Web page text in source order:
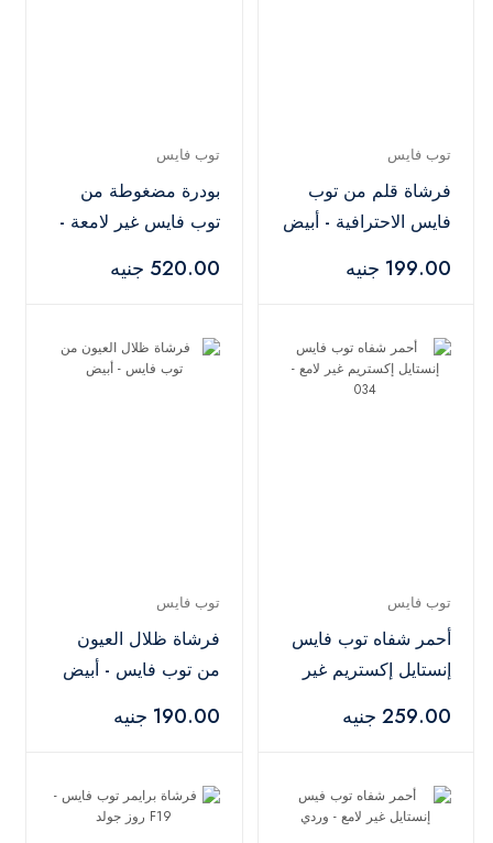
توب فايس
فرشاة قلم من توب
فايس الاحترافية - أبيض
199.00 جنيه
توب فايس
بودرة مضغوطة من
توب فايس غير لامعة -
520.00 جنيه
توب فايس
أحمر شفاه توب فايس
إنستايل إكستريم غير
259.00 جنيه
توب فايس
فرشاة ظلال العيون
من توب فايس - أبيض
190.00 جنيه